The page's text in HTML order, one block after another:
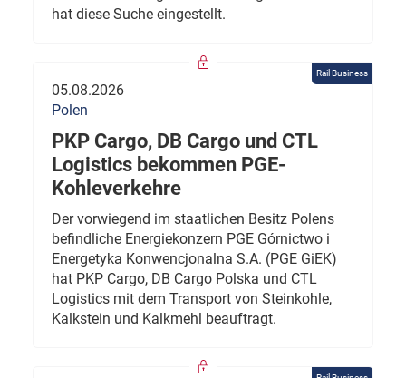
hat diese Suche eingestellt.
Rail Business
05.08.2026
Polen
PKP Cargo, DB Cargo und CTL
Logistics bekommen PGE-
Kohleverkehre
Der vorwiegend im staatlichen Besitz Polens
befindliche Energiekonzern PGE Górnictwo i
Energetyka Konwencjonalna S.A. (PGE GiEK)
hat PKP Cargo, DB Cargo Polska und CTL
Logistics mit dem Transport von Steinkohle,
Kalkstein und Kalkmehl beauftragt.